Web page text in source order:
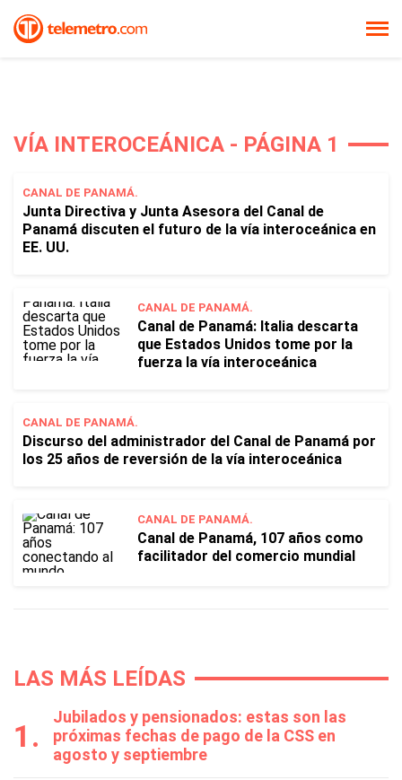
VÍA INTEROCEÁNICA - PÁGINA 1
CANAL DE PANAMÁ.
Junta Directiva y Junta Asesora del Canal de
Panamá discuten el futuro de la vía interoceánica en
EE. UU.
CANAL DE PANAMÁ.
Canal de Panamá: Italia descarta
que Estados Unidos tome por la
fuerza la vía interoceánica
CANAL DE PANAMÁ.
Discurso del administrador del Canal de Panamá por
los 25 años de reversión de la vía interoceánica
CANAL DE PANAMÁ.
Canal de Panamá, 107 años como
facilitador del comercio mundial
LAS MÁS LEÍDAS
Jubilados y pensionados: estas son las
próximas fechas de pago de la CSS en
agosto y septiembre